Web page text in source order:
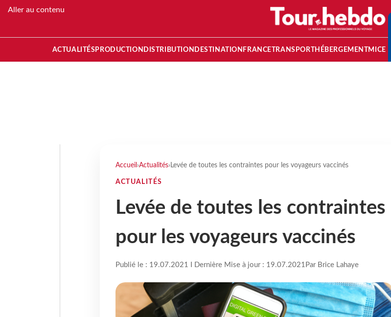
Aller au contenu
ACTUALITÉS PRODUCTION DISTRIBUTION DESTINATION FRANCETRANSPORT HÉBERGEMENTMICE
Accueil ›Actualités› Levée de toutes les contraintes pour les voyageurs vaccinés
ACTUALITÉS
Levée de toutes les contraintes
pour les voyageurs vaccinés
Publié le : 19.07.2021 I Dernière Mise à jour : 19.07.2021 Par Brice Lahaye